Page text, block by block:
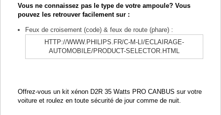
Vous ne connaissez pas le type de votre ampoule? Vous
pouvez les retrouver facilement sur :
Feux de croisement (code) & feux de route (phare) :
HTTP://WWW.PHILIPS.FR/C-M-LI/ECLAIRAGE-
AUTOMOBILE/PRODUCT-SELECTOR.HTML
Offrez-vous un kit xénon D2R 35 Watts PRO CANBUS sur votre
voiture et roulez en toute sécurité de jour comme de nuit.